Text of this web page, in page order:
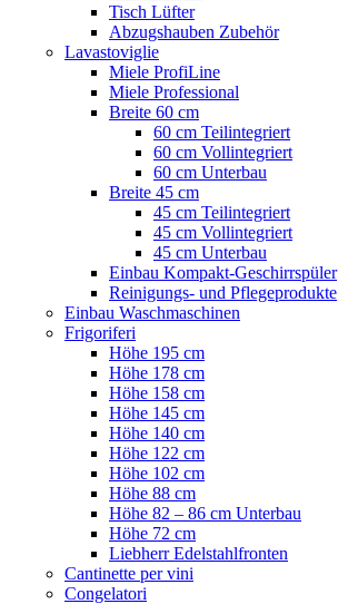
Tisch Lüfter
Abzugshauben Zubehör
Lavastoviglie
Miele ProfiLine
Miele Professional
Breite 60 cm
60 cm Teilintegriert
60 cm Vollintegriert
60 cm Unterbau
Breite 45 cm
45 cm Teilintegriert
45 cm Vollintegriert
45 cm Unterbau
Einbau Kompakt-Geschirrspüler
Reinigungs- und Pflegeprodukte
Einbau Waschmaschinen
Frigoriferi
Höhe 195 cm
Höhe 178 cm
Höhe 158 cm
Höhe 145 cm
Höhe 140 cm
Höhe 122 cm
Höhe 102 cm
Höhe 88 cm
Höhe 82 – 86 cm Unterbau
Höhe 72 cm
Liebherr Edelstahlfronten
Cantinette per vini
Congelatori